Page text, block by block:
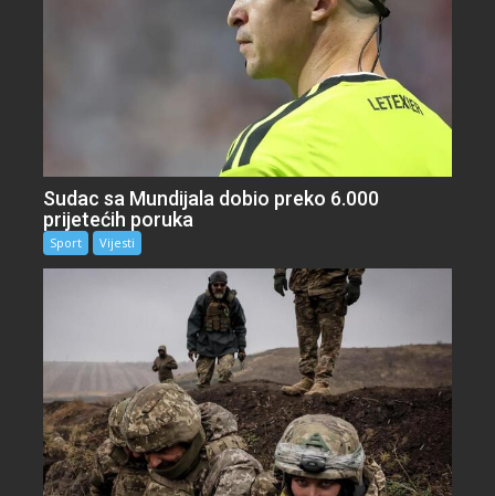
Sudac sa Mundijala dobio preko 6.000
prijetećih poruka
Sport Vijesti